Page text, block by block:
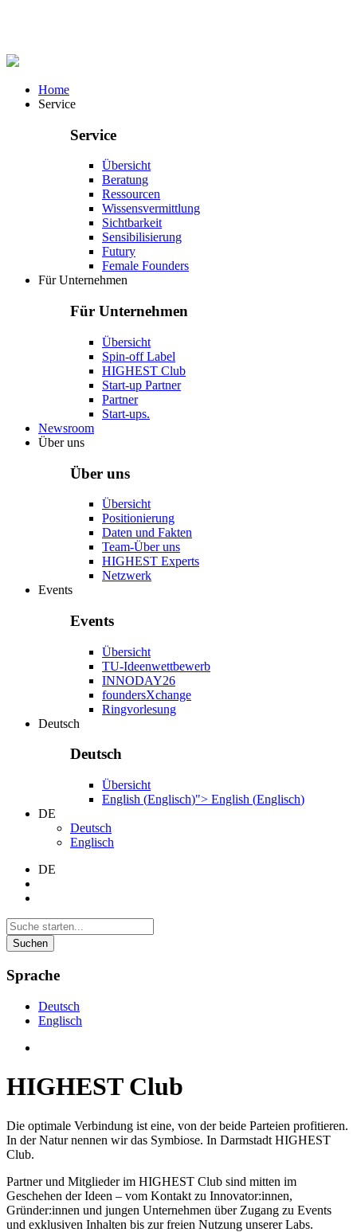
Home
Service
Service
Übersicht
Beratung
Ressourcen
Wissensvermittlung
Sichtbarkeit
Sensibilisierung
Futury
Female Founders
Für Unternehmen
Für Unternehmen
Übersicht
Spin-off Label
HIGHEST Club
Start-up Partner
Partner
Start-ups.
Newsroom
Über uns
Über uns
Übersicht
Positionierung
Daten und Fakten
Team-Über uns
HIGHEST Experts
Netzwerk
Events
Events
Übersicht
TU-Ideenwettbewerb
INNODAY26
foundersXchange
Ringvorlesung
Deutsch
Deutsch
Übersicht
English (Englisch)"> English (Englisch)
DE
Deutsch
Englisch
DE
Suchen
Sprache
Deutsch
Englisch
HIGHEST Club
Die optimale Verbindung ist eine, von der beide Parteien profitieren.
In der Natur nennen wir das Symbiose. In Darmstadt HIGHEST
Club.
Partner und Mitglieder im HIGHEST Club sind mitten im
Geschehen der Ideen – vom Kontakt zu Innovator:innen,
Gründer:innen und jungen Unternehmen über Zugang zu Events
und exklusiven Inhalten bis zur freien Nutzung unserer Labs.